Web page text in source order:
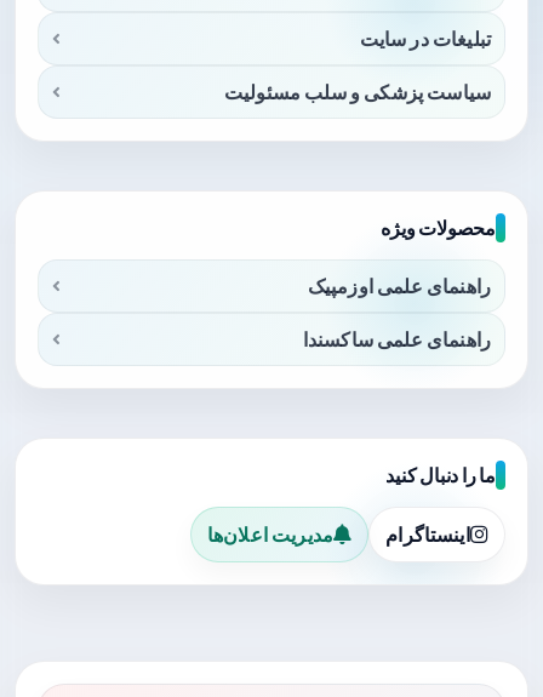
تبلیغات در سایت
سیاست پزشکی و سلب مسئولیت
محصولات ویژه
راهنمای علمی اوزمپیک
راهنمای علمی ساکسندا
ما را دنبال کنید
اینستاگرام مدیریت اعلان‌ها